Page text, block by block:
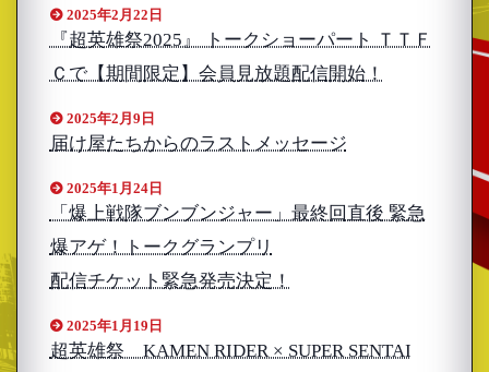
2025年2月22日
『超英雄祭2025』 トークショーパート ＴＴＦ
Ｃで【期間限定】会員見放題配信開始！
2025年2月9日
届け屋たちからのラストメッセージ
2025年1月24日
「爆上戦隊ブンブンジャー」最終回直後 緊急
爆アゲ！トークグランプリ
配信チケット緊急発売決定！
2025年1月19日
超英雄祭 KAMEN RIDER × SUPER SENTAI